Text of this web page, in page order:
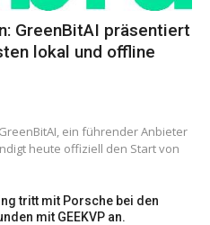
GreenBitAI präsentiert
lokal und offline
ein führender Anbieter
heute offiziell den Start von
tritt mit Porsche bei den
mit GEEKVP an.